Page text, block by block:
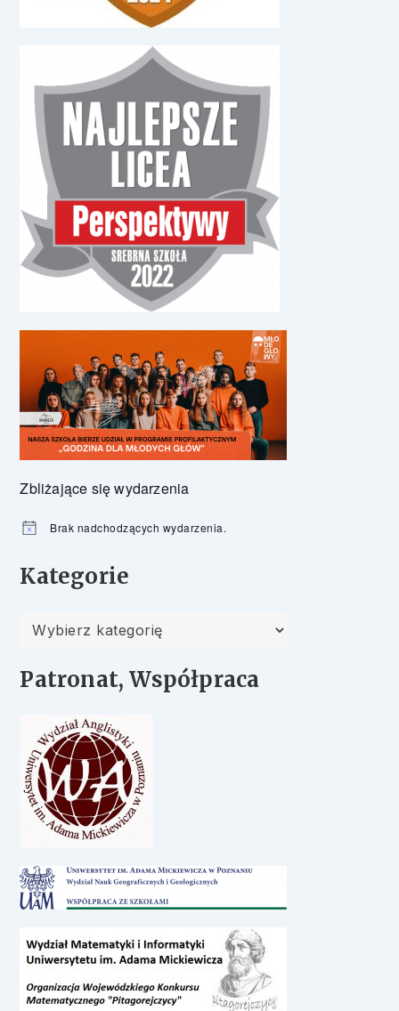
Zbliżające się wydarzenia
Powiadomienie
Brak nadchodzących wydarzenia.
Kategorie
Kategorie
Patronat, Współpraca